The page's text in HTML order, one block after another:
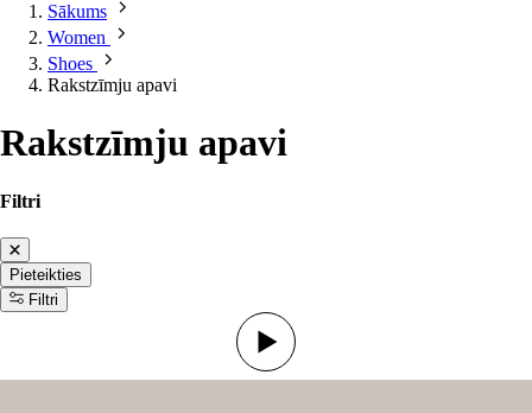
Sākums
Women
Shoes
Rakstzīmju apavi
Rakstzīmju apavi
Filtri
Pieteikties
Filtri